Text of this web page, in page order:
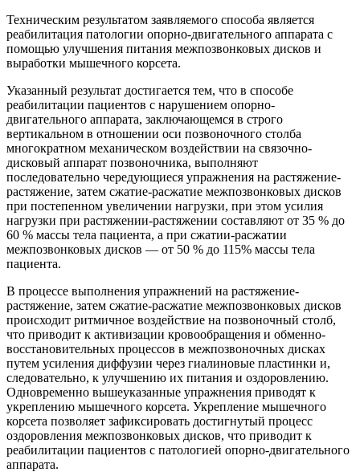
Техническим результатом заявляемого способа является
реабилитация патологии опорно-двигательного аппарата с
помощью улучшения питания межпозвонковых дисков и
выработки мышечного корсета.
Указанный результат достигается тем, что в способе
реабилитации пациентов с нарушением опорно-
двигательного аппарата, заключающемся в строго
вертикальном в отношении оси позвоночного столба
многократном механическом воздействии на связочно-
дисковый аппарат позвоночника, выполняют
последовательно чередующиеся упражнения на растяжение-
растяжение, затем сжатие-расжатие межпозвонковых дисков
при постепенном увеличении нагрузки, при этом усилия
нагрузки при растяжении-растяжении составляют от 35 % до
60 % массы тела пациента, а при сжатии-расжатии
межпозвонковых дисков — от 50 % до 115% массы тела
пациента.
В процессе выполнения упражнений на растяжение-
растяжение, затем сжатие-расжатие межпозвонковых дисков
происходит ритмичное воздействие на позвоночный столб,
что приводит к активизации кровообращения и обменно-
восстановительных процессов в межпозвоночных дисках
путем усиления диффузии через гиалиновые пластинки и,
следовательно, к улучшению их питания и оздоровлению.
Одновременно вышеуказанные упражнения приводят к
укреплению мышечного корсета. Укрепление мышечного
корсета позволяет зафиксировать достигнутый процесс
оздоровления межпозвонковых дисков, что приводит к
реабилитации пациентов с патологией опорно-двигательного
аппарата.